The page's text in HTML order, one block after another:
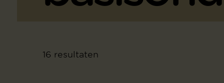
16 resultaten